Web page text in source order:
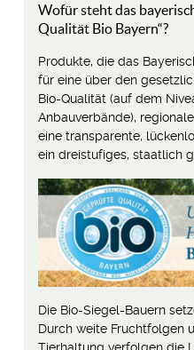
Wofür steht das
Qualität Bio Bayern“?
Produkte, die das
für eine über den
Bio-Qualität (auf dem
Anbauverbände),
eine transparente,
ein dreistufiges, staatlich
Die Bio-Siegel-Bauern
Durch weite Fruchtfolgen